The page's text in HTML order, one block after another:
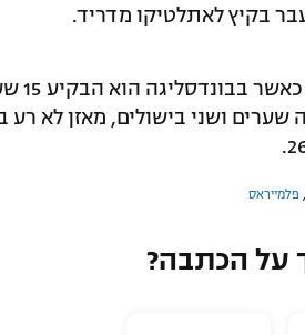
בקיץ לאתלטיקו מדריד.
ושני בישולים, מאזן לא רע
פלמייראס
על הכתבה?